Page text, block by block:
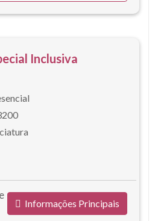
Inclusiva
Informações Principais